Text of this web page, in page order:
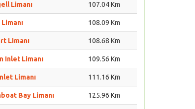
Limanı 107.04 Km
108.09 Km
Limanı 108.68 Km
Inlet Limanı 109.56 Km
Limanı 111.16 Km
Bay Limanı 125.96 Km